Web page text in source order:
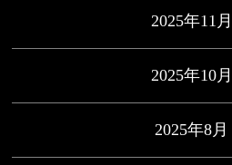
2025年11月
2025年10月
2025年8月